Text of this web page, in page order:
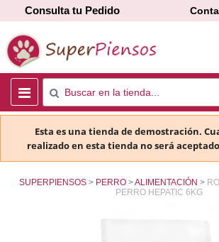
Consulta tu Pedido
Esta es una tienda de demostración.
realizado en esta tienda no será
SUPERPIENSOS PERRO ALIMENTACIÓN
PERRO HEPATIC 6KG